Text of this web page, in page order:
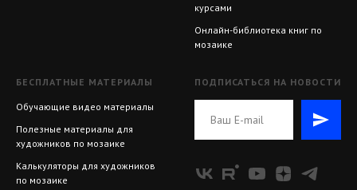
курсами
Онлайн-библиотека книг по
мозаике
БЕСПЛАТНЫЕ МАТЕРИАЛЫ
Обучающие видео материалы
Полезные материалы для
художников по мозаике
Калькуляторы для художников
по мозаике
ПОДПИСАТЬСЯ НА НОВОСТИ